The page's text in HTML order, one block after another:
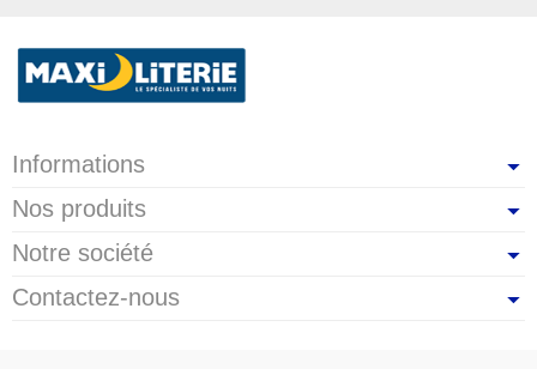
Informations
Nos produits
Notre société
Contactez-nous